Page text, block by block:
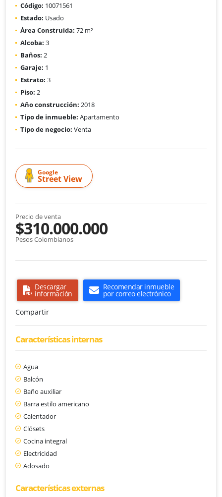
Código: 10071561
Estado: Usado
Área Construida: 72 m²
Alcoba: 3
Baños: 2
Garaje: 1
Estrato: 3
Piso: 2
Año construcción: 2018
Tipo de inmueble: Apartamento
Tipo de negocio: Venta
Google
Street View
Precio de venta
$310.000.000
Pesos Colombianos
Descargar
información
Recomendar inmueble
por correo electrónico
Compartir
Características internas
Agua
Balcón
Baño auxiliar
Barra estilo americano
Calentador
Clósets
Cocina integral
Electricidad
Adosado
Características externas